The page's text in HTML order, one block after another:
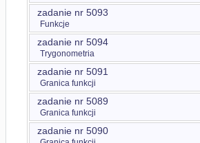
zadanie nr 5093
Funkcje
zadanie nr 5094
Trygonometria
zadanie nr 5091
Granica funkcji
zadanie nr 5089
Granica funkcji
zadanie nr 5090